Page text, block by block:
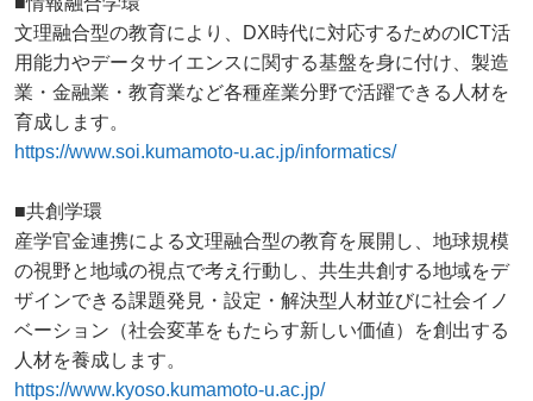
文理融合型の教育により、DX時代に対応するためのICT活
用能力やデータサイエンスに関する基盤を身に付け、製造
業・金融業・教育業など各種産業分野で活躍できる人材を
育成します。
https://www.soi.kumamoto-u.ac.jp/informatics/
■共創学環
産学官金連携による文理融合型の教育を展開し、地球規模
の視野と地域の視点で考え行動し、共生共創する地域をデ
ザインできる課題発見・設定・解決型人材並びに社会イノ
ベーション（社会変革をもたらす新しい価値）を創出する
人材を養成します。
https://www.kyoso.kumamoto-u.ac.jp/